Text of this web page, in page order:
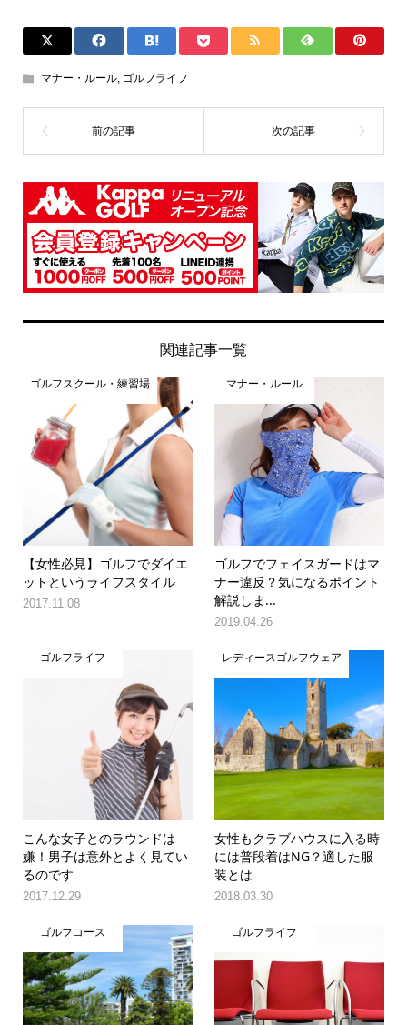
マナー・ルール, ゴルフライフ
関連記事一覧
ゴルフスクール・練習場
【女性必見】ゴルフでダイエ
ットというライフスタイル
2017.11.08
マナー・ルール
ゴルフでフェイスガードはマ
ナー違反？気になるポイント
解説しま...
2019.04.26
ゴルフライフ
こんな女子とのラウンドは
嫌！男子は意外とよく見てい
るのです
2017.12.29
レディースゴルフウェア
女性もクラブハウスに入る時
には普段着はNG？適した服
装とは
2018.03.30
ゴルフコース ゴルフライフ